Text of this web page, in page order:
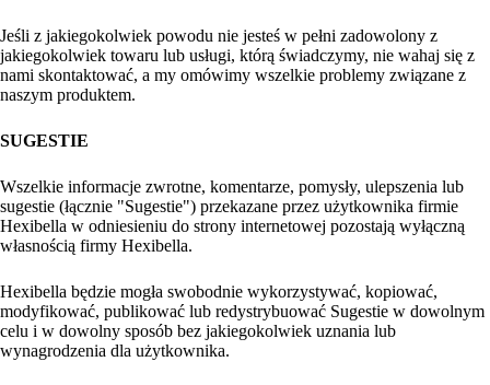
Jeśli z jakiegokolwiek powodu nie jesteś w pełni zadowolony z
jakiegokolwiek towaru lub usługi, którą świadczymy, nie wahaj się z
nami skontaktować, a my omówimy wszelkie problemy związane z
naszym produktem.
SUGESTIE
Wszelkie informacje zwrotne, komentarze, pomysły, ulepszenia lub
sugestie (łącznie "Sugestie") przekazane przez użytkownika firmie
Hexibella w odniesieniu do strony internetowej pozostają wyłączną
własnością firmy Hexibella.
Hexibella będzie mogła swobodnie wykorzystywać, kopiować,
modyfikować, publikować lub redystrybuować Sugestie w dowolnym
celu i w dowolny sposób bez jakiegokolwiek uznania lub
wynagrodzenia dla użytkownika.